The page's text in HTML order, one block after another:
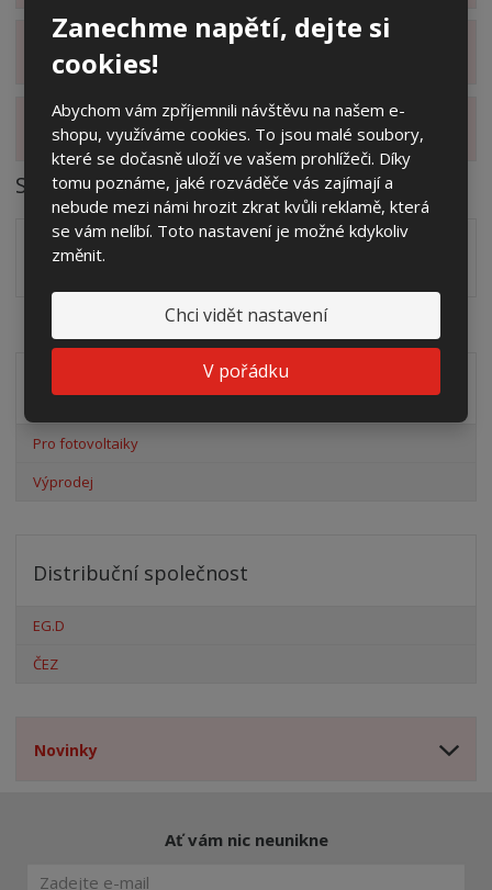
Zanechme napětí, dejte si
cookies!
Abychom vám zpříjemnili návštěvu na našem e-
shopu, využíváme cookies. To jsou malé soubory,
které se dočasně uloží ve vašem prohlížeči. Díky
tomu poznáme, jaké rozváděče vás zajímají a
nebude mezi námi hrozit zkrat kvůli reklamě, která
se vám nelíbí. Toto nastavení je možné kdykoliv
změnit.
Chci vidět nastavení
V pořádku
Zobrazit hodnocení produktu
Zobrazit alternativní produkty
Soubory ke stažení
Zakótovaný nákres skříně systému 3D včetně rozložení
Akční nabídky
Pro fotovoltaiky
Výprodej
Distribuční společnost
EG.D
ČEZ
Novinky
Ať vám nic neunikne